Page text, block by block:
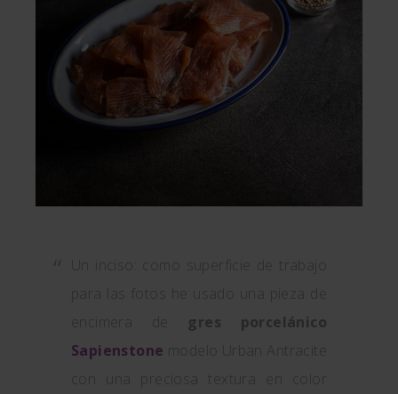
Un inciso: como superficie de trabajo
para las fotos he usado una pieza de
encimera de gres porcelánico
Sapienstone modelo Urban Antracite
con una preciosa textura en color